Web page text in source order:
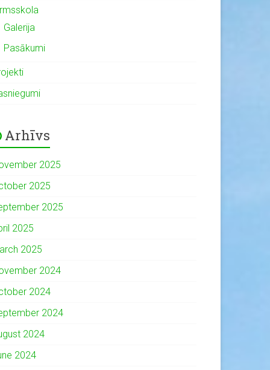
Galerija
Pasākumi
Arhīvs
2025
2025
2025
2025
2025
2024
2024
2024
2024
2024